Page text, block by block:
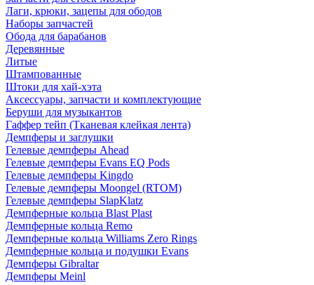
Лаги, крюки, зацепы для ободов
Наборы запчастей
Обода для барабанов
Деревянные
Литые
Штампованные
Штоки для хай-хэта
Аксессуары, запчасти и комплектующие
Беруши для музыкантов
Гаффер тейп (Тканевая клейкая лента)
Демпферы и заглушки
Гелевые демпферы Ahead
Гелевые демпферы Evans EQ Pods
Гелевые демпферы Kingdo
Гелевые демпферы Moongel (RTOM)
Гелевые демпферы SlapKlatz
Демпферные кольца Blast Plast
Демпферные кольца Remo
Демпферные кольца Williams Zero Rings
Демпферные кольца и подушки Evans
Демпферы Gibraltar
Демпферы Meinl